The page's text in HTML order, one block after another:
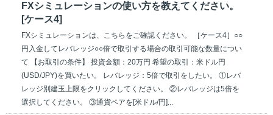
FXシミュレーションの使い方を教えてください。
[ケース4]
FXシミュレーションは、こちらをご確認ください。 ［ケース4］○○
円入金してレバレッジ○○倍で取引する場合の取引可能な数量につい
て 【お取引の条件】 投資金額：20万円 希望の取引：米ドル円
(USD/JPY)を買いたい。 レバレッジ：5倍で取引をしたい。 ①レバ
レッジ別建玉上限をクリックしてください。 ②レバレッジは5倍を
選択してください。 ③通貨ペアを[米ドル/円]...